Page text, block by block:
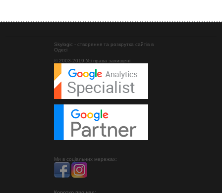
Skylogic - створення та розкрутка сайтів в
Одесі
© 2003-2019 Усі права захищені.
Ми в соціальних мережах: